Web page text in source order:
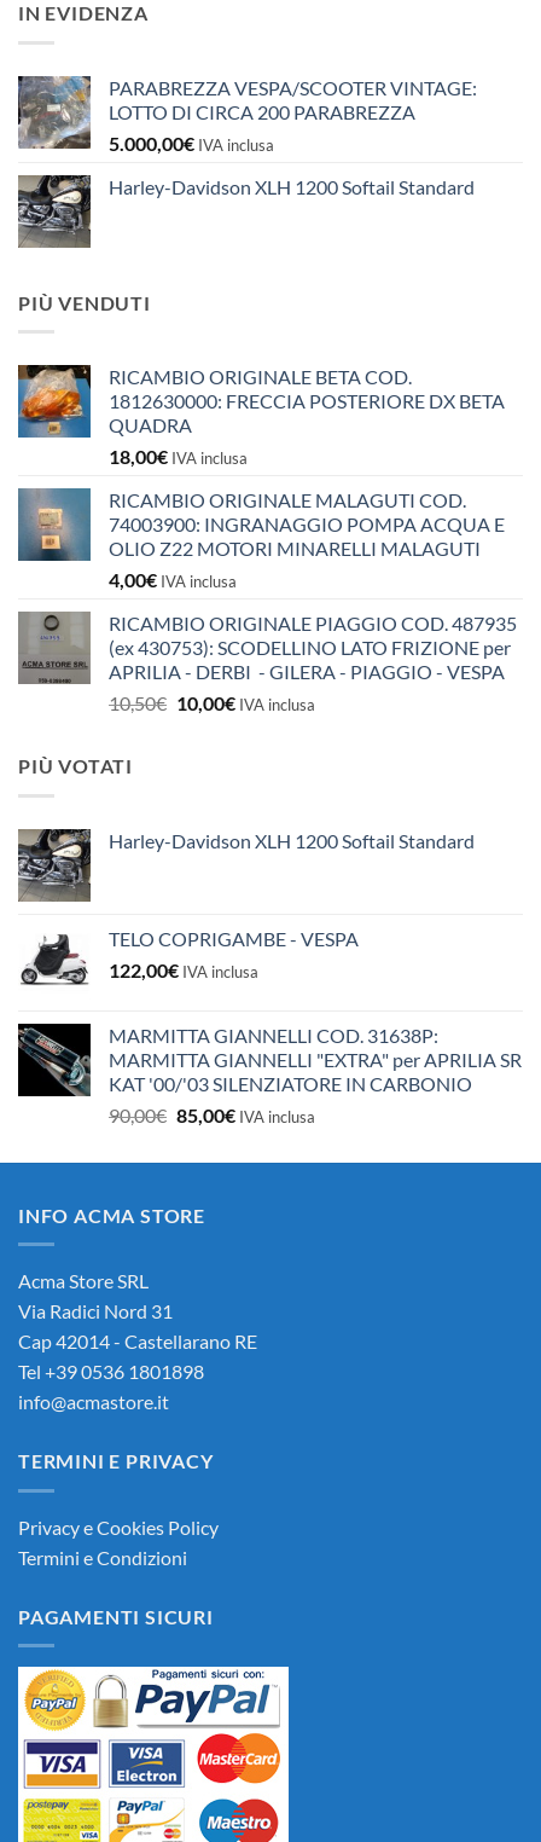
IN EVIDENZA
PARABREZZA VESPA/SCOOTER VINTAGE:
LOTTO DI CIRCA 200 PARABREZZA
5.000,00€ IVA inclusa
Harley-Davidson XLH 1200 Softail Standard
PIÙ VENDUTI
RICAMBIO ORIGINALE BETA COD.
1812630000: FRECCIA POSTERIORE DX BETA
QUADRA
18,00€ IVA inclusa
RICAMBIO ORIGINALE MALAGUTI COD.
74003900: INGRANAGGIO POMPA ACQUA E
OLIO Z22 MOTORI MINARELLI MALAGUTI
4,00€ IVA inclusa
RICAMBIO ORIGINALE PIAGGIO COD. 487935
(ex 430753): SCODELLINO LATO FRIZIONE per
APRILIA - DERBI - GILERA - PIAGGIO - VESPA
10,50€ Il
10,00€IlIVA inclusa
PIÙ VOTATI
Harley-Davidson XLH 1200 Softail Standard
TELO COPRIGAMBE - VESPA
122,00€ IVA inclusa
MARMITTA GIANNELLI COD. 31638P:
MARMITTA GIANNELLI "EXTRA" per APRILIA SR
KAT '00/'03 SILENZIATORE IN CARBONIO
90,00€ Il
originale
90,00€.
85,00€Il
attuale
IVA inclusa
INFO ACMA STORE
Acma Store SRL
Via Radici Nord 31
Cap 42014 - Castellarano RE
Tel +39 0536 1801898
info@acmastore.it
TERMINI E PRIVACY
Privacy e Cookies Policy
Termini e Condizioni
PAGAMENTI SICURI